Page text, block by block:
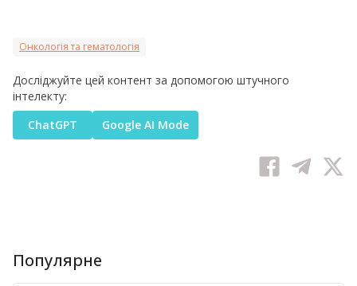
Онкологія та гематологія
Досліджуйте цей контент за допомогою штучного
інтелекту:
ChatGPT
Google AI Mode
Популярне